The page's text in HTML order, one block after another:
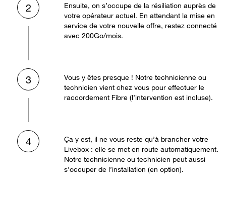
2
Ensuite, on s’occupe de la résiliation auprès de
votre opérateur actuel. En attendant la mise en
service de votre nouvelle offre, restez connecté
avec 200Go/mois.
3
Vous y êtes presque ! Notre technicienne ou
technicien vient chez vous pour effectuer le
raccordement Fibre (l’intervention est incluse).
4
Ça y est, il ne vous reste qu’à brancher votre
Livebox : elle se met en route automatiquement.
Notre technicienne ou technicien peut aussi
s’occuper de l’installation (en option).